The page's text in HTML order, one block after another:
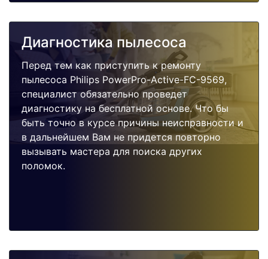
Диагностика пылесоса
Перед тем как приступить к ремонту
пылесоса Philips PowerPro-Active-FC-9569,
специалист обязательно проведет
диагностику на бесплатной основе. Что бы
быть точно в курсе причины неисправности и
в дальнейшем Вам не придется повторно
вызывать мастера для поиска других
поломок.